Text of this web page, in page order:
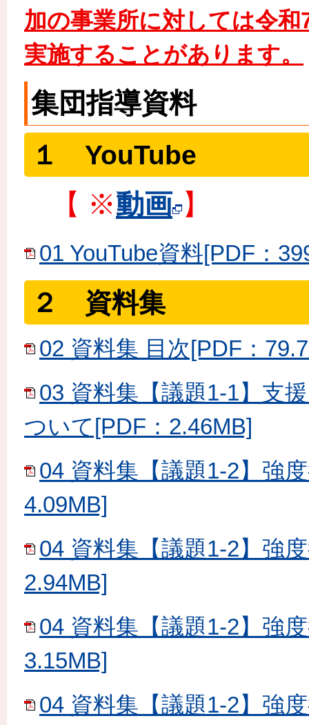
加の事業所に対しては令和
実施することがあります。
集団指導資料
１ YouTube
【 ※動画 】
01 YouTube資料[PDF：
２ 資料集
02 資料集 目次[PDF：
03 資料集【議題1-1】支
ついて[PDF：2.46MB]
04 資料集【議題1-2】強
4.09MB]
04 資料集【議題1-2】強
2.94MB]
04 資料集【議題1-2】強
3.15MB]
04 資料集【議題1-2】強